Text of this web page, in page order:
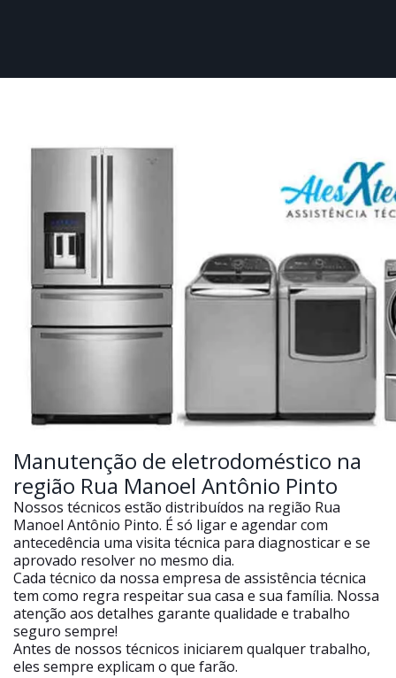
Manutenção de eletrodoméstico na
região Rua Manoel Antônio Pinto
Nossos técnicos estão distribuídos na região Rua
Manoel Antônio Pinto. É só ligar e agendar com
antecedência uma visita técnica para diagnosticar e se
aprovado resolver no mesmo dia.
Cada técnico da nossa empresa de assistência técnica
tem como regra respeitar sua casa e sua família. Nossa
atenção aos detalhes garante qualidade e trabalho
seguro sempre!
Antes de nossos técnicos iniciarem qualquer trabalho,
eles sempre explicam o que farão.